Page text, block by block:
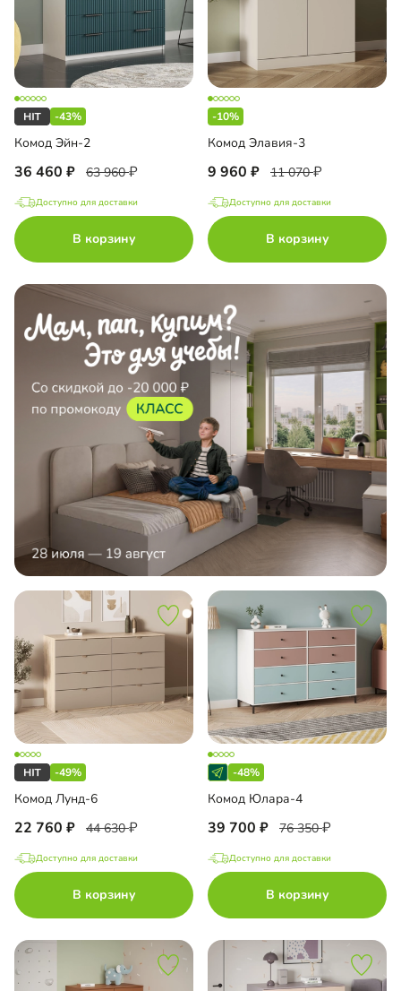
-43%
Комод Эйн-2
36 460 63 960
Доступно для доставки
В корзину
-10%
Комод Элавия-3
9 960 11 070
Доступно для доставки
В корзину
-49%
Комод Лунд-6
22 760 44 630
Доступно для доставки
В корзину
-48%
Комод Юлара-4
39 700 76 350
Доступно для доставки
В корзину